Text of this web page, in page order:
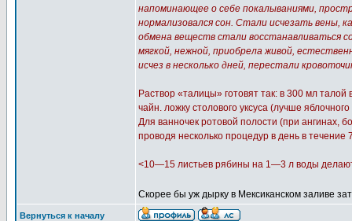
напоминающее о себе покалываниями,
нормализовался сон. Стали исчезать вены,
обмена веществ стали восстанавливаться
мягкой, нежной, приобрела живой,
исчез в несколько дней, перестали
Раствор «талицы» готовят так: в 300 мл
чайн. ложку столового уксуса (лучше
Для ванночек ротовой полости (при ангинах,
проводя несколько процедур в день в течение
<10—15 листьев рябины на 1—3 л воды
Скорее бы уж дырку в Мексиканском заливе
Вернуться к началу